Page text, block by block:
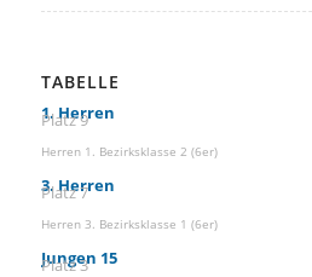
TABELLE
1. Herren
Platz 9
Herren 1. Bezirksklasse 2 (6er)
3. Herren
Platz 7
Herren 3. Bezirksklasse 1 (6er)
Jungen 15
Platz 3